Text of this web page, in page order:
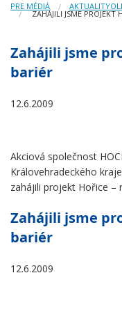
PRE MÉDIÁ
ZAHÁJILI JSME PROJEKT
Zahájili jsme
bariér
12.6.2009
Akciová společnost
Královehradeckého
zahájili projekt Hořice –
Zahájili jsme
bariér
12.6.2009